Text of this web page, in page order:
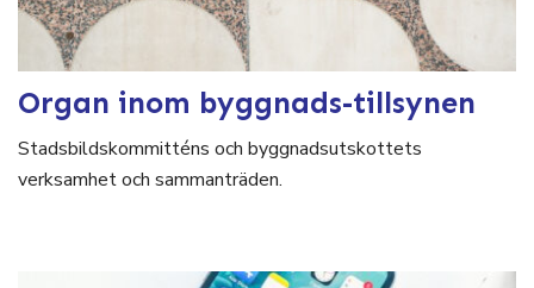
Organ inom byggnads-tillsynen
Stadsbildskommitténs och byggnadsutskottets
verksamhet och sammanträden.